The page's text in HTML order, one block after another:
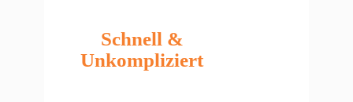
Schnell &
Unkompliziert